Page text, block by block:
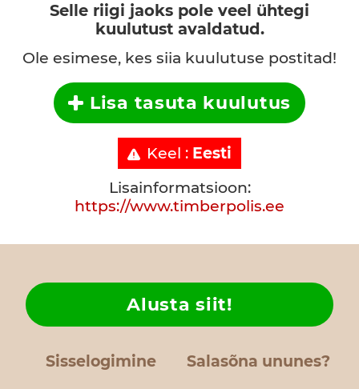
Selle riigi jaoks pole veel ühtegi
kuulutust avaldatud.
Ole esimese, kes siia kuulutuse postitad!
Lisa tasuta kuulutus
Keel : Eesti
Lisainformatsioon:
https://www.timberpolis.ee
Sisselogimine Salasõna ununes?
Alusta siit!